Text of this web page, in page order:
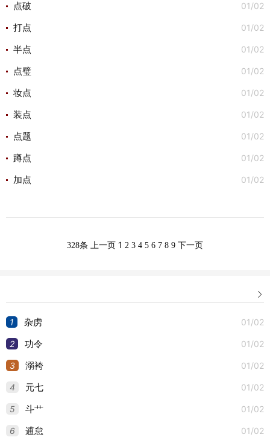
01/02
点破
01/02
打点
01/02
半点
01/02
点璧
01/02
妆点
01/02
装点
01/02
点题
01/02
蹲点
01/02
加点
328条 上一页 1 2 3 4 5 6 7 8 9 下一页

1 01/02
杂虏
2 01/02
功令
3 01/02
溺袴
4 01/02
元七
5 01/02
斗艹
6 01/02
逋怠